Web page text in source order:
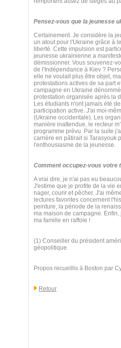
Pensez-vous que la jeunesse
Certainement. Je considère la
un atout pour l'Ukraine grâce à
liberté. Cette impulsion est
jeunesse ukrainienne a
démissionner. Vous souvenez-
de l'Indépendance à Kiev ?
elle ne voulait plus être objet,
protestations actives de sa part
campagne en Ukraine
protestation organisée après la
Les étudiants n'ont jamais été
participation active. J'ai moi-
(Ukraine occidentale). Les
manière inattendue, le recteur
programme prévu. Par la suite
carrière en pâtirait si Tarasyouk
l'enthousiasme de la jeunesse.
Comment occupez-vous votre
A vrai dire, je n'ai pas eu
J'estime que je profite de la vie
nager, courir et pêcher. J'ai
lectures favorites concernent
peinture, la période de la
ma maison de campagne.
ma famille en raffole !
(1) Conseiller du président
géopolitique.
Propos recueillis à Boston par
Retour